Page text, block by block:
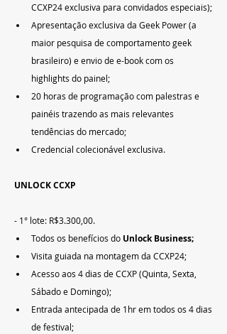
CCXP24 exclusiva para convidados especiais);
Apresentação exclusiva da Geek Power (a
maior pesquisa de comportamento geek
brasileiro) e envio de e-book com os
highlights do painel;
20 horas de programação com palestras e
painéis trazendo as mais relevantes
tendências do mercado;
Credencial colecionável exclusiva.
UNLOCK CCXP
- 1° lote: R$3.300,00.
Todos os benefícios do Unlock Business;
Visita guiada na montagem da CCXP24;
Acesso aos 4 dias de CCXP (Quinta, Sexta,
Sábado e Domingo);
Entrada antecipada de 1hr em todos os 4 dias
de festival;